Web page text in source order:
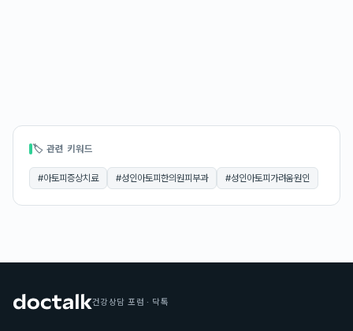
🏷 관련 키워드
#아토피증상치료 #성인아토피한의원피부과 #성인아토피가려움원인
건강상담 포럼 · 닥톡